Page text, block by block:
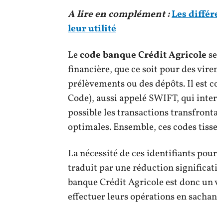
A lire en complément :Les
leur utilité
Lecode banque Crédit Agricole
financière, que ce soit pour des
prélèvements ou des dépôts. Il est
Code), aussi appelé SWIFT, qui
possible les transactions
optimales. Ensemble, ces codes
La nécessité de ces identifiants
traduit par une réduction
banque Crédit Agricole est donc
effectuer leurs opérations en